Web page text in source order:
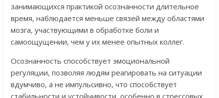
занимающихся практикой осознанности длительное
время, наблюдается меньше связей между областями
мозга, участвующими в обработке боли и
самоощущении, чем у их менее опытных коллег.
Осознанность способствует эмоциональной
регуляции, позволяя людям реагировать на ситуации
вдумчиво, а не импульсивно, что способствует
стабильности и устойчивости, особенно в стрессовых